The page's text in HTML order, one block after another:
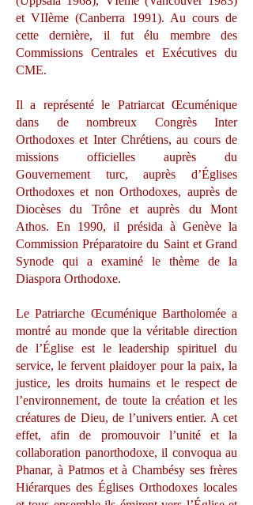
et VIIème (Canberra 1991). Au cours de
cette dernière, il fut élu membre des
Commissions Centrales et Exécutives du
CME.
Il a représenté le Patriarcat Œcuménique
dans de nombreux Congrès Inter
Orthodoxes et Inter Chrétiens, au cours de
missions officielles auprès du
Gouvernement turc, auprès d’Églises
Orthodoxes et non Orthodoxes, auprès de
Diocèses du Trône et auprès du Mont
Athos. En 1990, il présida à Genève la
Commission Préparatoire du Saint et Grand
Synode qui a examiné le thème de la
Diaspora Orthodoxe.
Le Patriarche Œcuménique Bartholomée a
montré au monde que la véritable direction
de l’Église est le leadership spirituel du
service, le fervent plaidoyer pour la paix, la
justice, les droits humains et le respect de
l’environnement, de toute la création et les
créatures de Dieu, de l’univers entier. A cet
effet, afin de promouvoir l’unité et la
collaboration panorthodoxe, il convoqua au
Phanar, à Patmos et à Chambésy ses frères
Hiérarques des Églises Orthodoxes locales